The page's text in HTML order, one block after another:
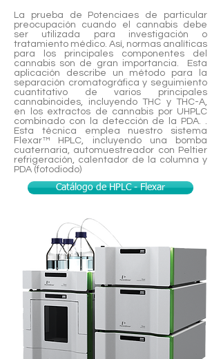
La prueba de Potenciaes de particular
preocupación cuando el cannabis debe
ser utilizada para investigación o
tratamiento médico. Así, normas analíticas
para los principales componentes del
cannabis son de gran importancia. Esta
aplicación describe un método para la
separación cromatográfica y seguimiento
cuantitativo de varios principales
cannabinoides, incluyendo THC y THC-A,
en los extractos de cannabis por UHPLC
combinado con la detección de la PDA. .
Esta técnica emplea nuestro sistema
Flexar™ HPLC, incluyendo una bomba
cuaternaria, automuestreador con Peltier
refrigeración, calentador de la columna y
PDA (fotodiodo)
Catálogo de HPLC - Flexar